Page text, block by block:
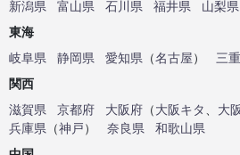
新潟県
富山県 石川県 福井県 山梨県
東海
岐阜県
静岡県 愛知県 （名古屋）
三
関西
滋賀県
京都府 大阪府 （大阪キタ 大
兵庫県 （神戸） 奈良県
和歌山県